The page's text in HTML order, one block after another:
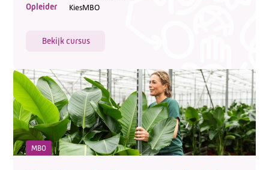
Opleider KiesMBO
Bekijk cursus
MBO